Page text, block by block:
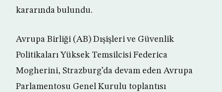
kararında bulundu.
Avrupa Birliği (AB) Dışişleri ve Güvenlik
Politikaları Yüksek Temsilcisi Federica
Mogherini, Strazburg’da devam eden Avrupa
Parlamentosu Genel Kurulu toplantısı